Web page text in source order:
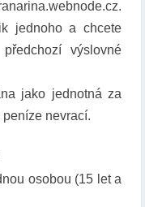
jednoho a chcete
výslovné
jako jednotná za
nevrací.
osobou (15 let a